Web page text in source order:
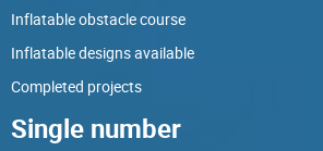
Inflatable obstacle course
Inflatable designs available
Completed projects
Single number